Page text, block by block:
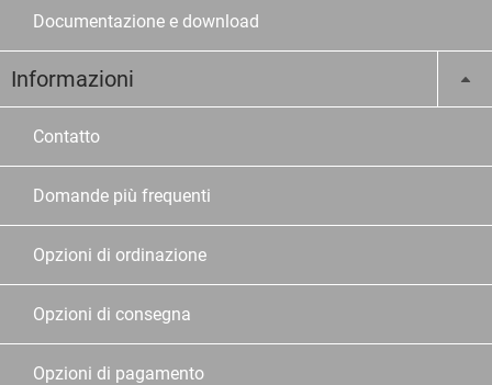
Documentazione e download
Informazioni
Contatto
Domande più frequenti
Opzioni di ordinazione
Opzioni di consegna
Opzioni di pagamento